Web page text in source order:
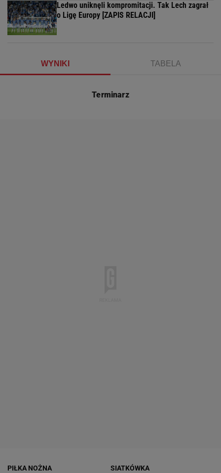
Ledwo uniknęli kompromitacji. Tak Lech zagrał
o Ligę Europy [ZAPIS RELACJI]
WYNIKI TABELA
Terminarz
PIŁKA NOŻNA SIATKÓWKA